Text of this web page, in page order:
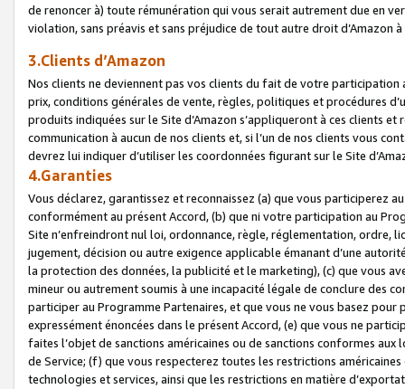
de renoncer à) toute rémunération qui vous serait autrement due en
violation, sans préavis et sans préjudice de tout autre droit
3.Clients d’Amazon
Nos clients ne deviennent pas vos clients du fait de votre
prix, conditions générales de vente, règles, politiques et procédures
produits indiquées sur le Site d’Amazon s’appliqueront à ces clients
communication à aucun de nos clients et, si l’un de nos clients vous
devrez lui indiquer d’utiliser les coordonnées figurant sur le Site
4.Garanties
Vous déclarez, garantissez et reconnaissez (a) que vous participerez
conformément au présent Accord, (b) que ni votre participation au
Site n’enfreindront nul loi, ordonnance, règle, réglementation, ordre,
jugement, décision ou autre exigence applicable émanant d’une
la protection des données, la publicité et le marketing), (c) que vous
mineur ou autrement soumis à une incapacité légale de conclure des
participer au Programme Partenaires, et que vous ne vous basez
expressément énoncées dans le présent Accord, (e) que vous ne
faites l’objet de sanctions américaines ou de sanctions conformes
de Service; (f) que vous respecterez toutes les restrictions
technologies et services, ainsi que les restrictions en matière